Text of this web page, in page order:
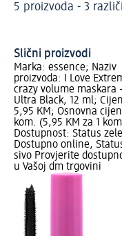
5 proizvoda - 3
Slični proizvodi
Marka: essence; Naziv
proizvoda: I Love
crazy volume maskara
Ultra Black, 12 ml;
5,95 KM; Osnovna
kom. (5,95 KM za 1
Dostupnost: Status
Dostupno online,
sivo Provjerite
u Vašoj dm trgovini